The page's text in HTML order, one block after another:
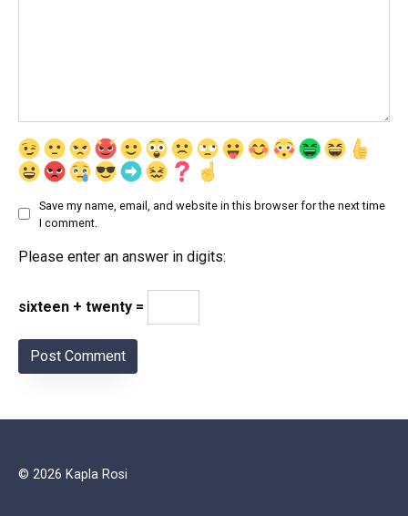
Save my name, email, and website in this browser for the next time
I comment.
Please enter an answer in digits:
sixteen + twenty =
© 2026 Kapla Rosi